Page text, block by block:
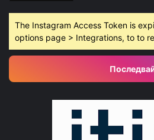
The Instagram Access Token is
options page > Integrations, to to